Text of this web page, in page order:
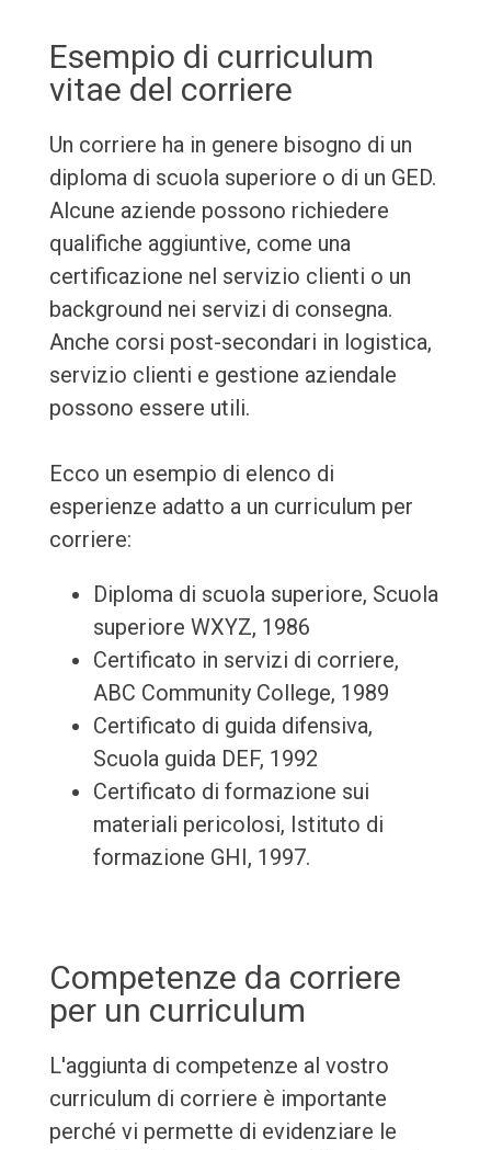
Esempio di curriculum
vitae del corriere
Un corriere ha in genere bisogno di un
diploma di scuola superiore o di un GED.
Alcune aziende possono richiedere
qualifiche aggiuntive, come una
certificazione nel servizio clienti o un
background nei servizi di consegna.
Anche corsi post-secondari in logistica,
servizio clienti e gestione aziendale
possono essere utili.
Ecco un esempio di elenco di
esperienze adatto a un curriculum per
corriere:
Diploma di scuola superiore, Scuola
superiore WXYZ, 1986
Certificato in servizi di corriere,
ABC Community College, 1989
Certificato di guida difensiva,
Scuola guida DEF, 1992
Certificato di formazione sui
materiali pericolosi, Istituto di
formazione GHI, 1997.
Competenze da corriere
per un curriculum
L'aggiunta di competenze al vostro
curriculum di corriere è importante
perché vi permette di evidenziare le